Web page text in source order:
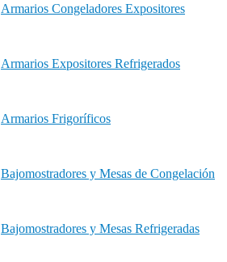
Armarios Congeladores Expositores
Armarios Expositores Refrigerados
Armarios Frigoríficos
Bajomostradores y Mesas de Congelación
Bajomostradores y Mesas Refrigeradas